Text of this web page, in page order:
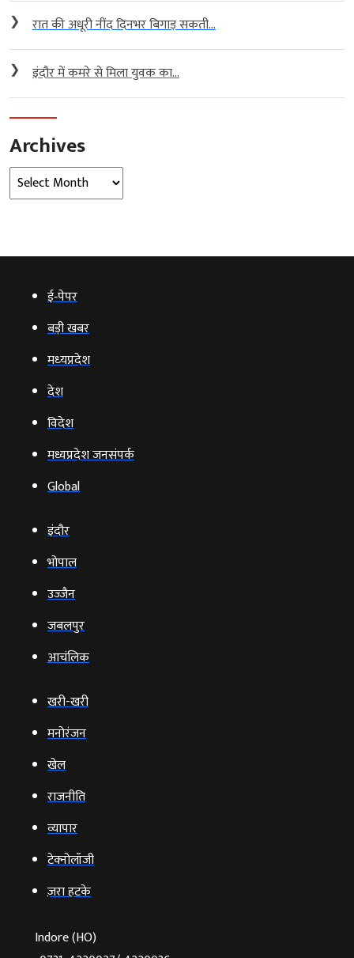
❯ रात की अधूरी नींद दिनभर बिगाड़ सकती...
❯ इंदौर में कमरे से मिला युवक का...
Archives
Archives
ई‑पेपर
बड़ी खबर
मध्‍यप्रदेश
देश
विदेश
मध्यप्रदेश जनसंपर्क
Global
इंदौर
भोपाल
उज्‍जैन
जबलपुर
आचंलिक
खरी-खरी
मनोरंजन
खेल
राजनीति
व्‍यापार
टेक्‍नोलॉजी
ज़रा हटके
Indore (HO)